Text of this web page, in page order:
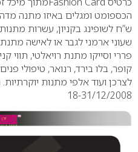
הכספומט ומגלים באיזו מתנה
שעוני ארמני לגבר או לאישה מתנת
פררי וסייקו מתנת רויאלטי, תווי
קופר, בלו בירד, רנואר, טיפולי
לצרכן ועוד אלפי מתנות
18-31/12/2008